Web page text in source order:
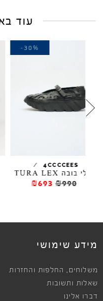
עוד
ART
סנדלי בובה EVISSA
₪445
מידע שימושי
משלוחים , החלפות והחזרות
שאלות ותשובות
דברו אלינו